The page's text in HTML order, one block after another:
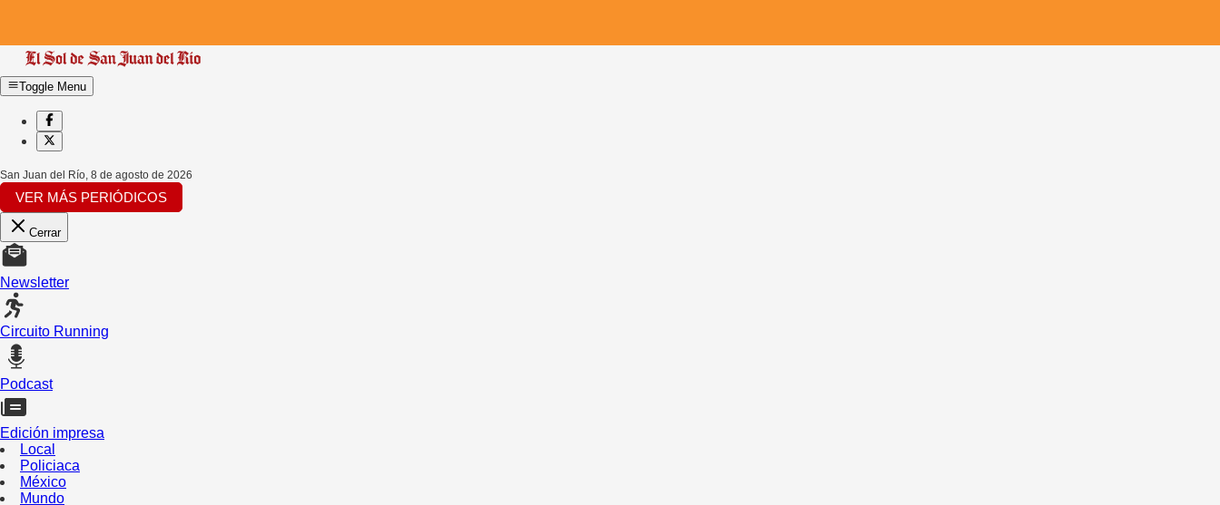
Toggle Menu
San Juan del Río, 8 de agosto de 2026
VER MÁS PERIÓDICOS
Cerrar
Newsletter
Circuito Running
Podcast
Edición impresa
Local
Policiaca
México
Mundo